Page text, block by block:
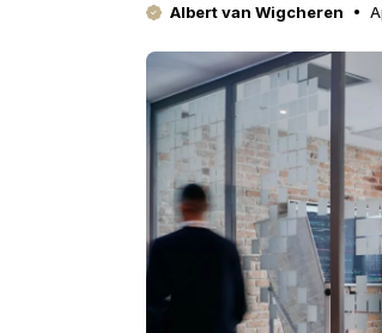
Albert van Wigcheren